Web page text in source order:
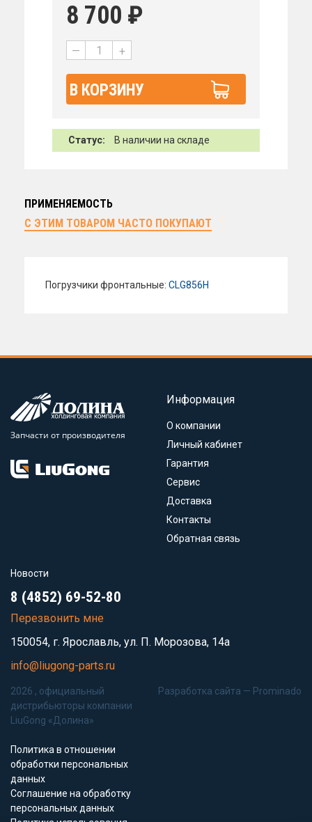
8 700 ₽
— +
В КОРЗИНУ
Статус: В наличии на складе
ПРИМЕНЯЕМОСТЬ
С ЭТИМ ТОВАРОМ ЧАСТО ПОКУПАЮТ
Погрузчики фронтальные: CLG856H
Запчасти от производителя
Информация
О компании
Личный кабинет
Гарантия
Сервис
Доставка
Контакты
Обратная связь
Новости
8 (4852) 69-52-80
Перезвонить мне
150054, г. Ярославль, ул. П. Морозова, 14а
info@liugong-parts.ru
2026 , официальный
дистрибьюторы компании
LiuGong «Долина»
Политика в отношении
обработки персональных
данных
Соглашение на обработку
персональных данных
Разработка сайта — Prominado